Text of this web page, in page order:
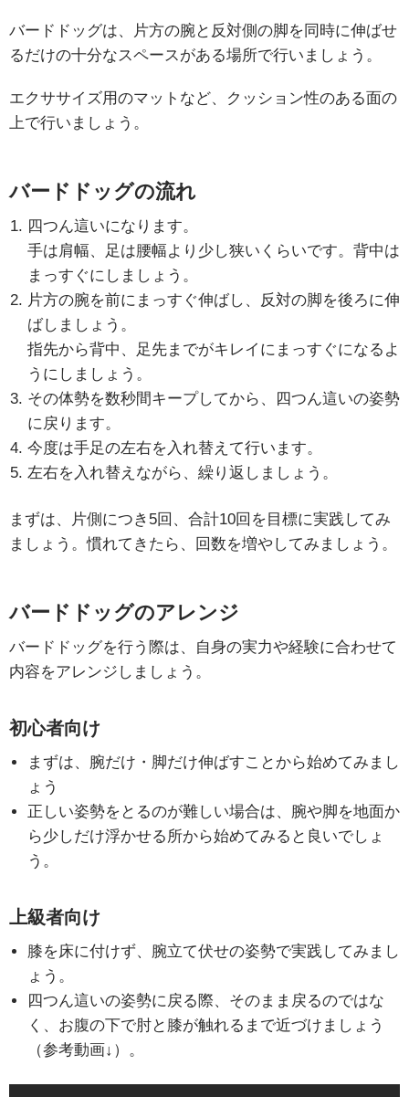
バードドッグは、片方の腕と反対側の脚を同時に伸ばせ
るだけの十分なスペースがある場所で行いましょう。
エクササイズ用のマットなど、クッション性のある面の
上で行いましょう。
バードドッグの流れ
四つん這いになります。
手は肩幅、足は腰幅より少し狭いくらいです。背中は
まっすぐにしましょう。
片方の腕を前にまっすぐ伸ばし、反対の脚を後ろに伸
ばしましょう。
指先から背中、足先までがキレイにまっすぐになるよ
うにしましょう。
その体勢を数秒間キープしてから、四つん這いの姿勢
に戻ります。
今度は手足の左右を入れ替えて行います。
左右を入れ替えながら、繰り返しましょう。
まずは、片側につき5回、合計10回を目標に実践してみ
ましょう。慣れてきたら、回数を増やしてみましょう。
バードドッグのアレンジ
バードドッグを行う際は、自身の実力や経験に合わせて
内容をアレンジしましょう。
初心者向け
まずは、腕だけ・脚だけ伸ばすことから始めてみまし
ょう
正しい姿勢をとるのが難しい場合は、腕や脚を地面か
ら少しだけ浮かせる所から始めてみると良いでしょ
う。
上級者向け
膝を床に付けず、腕立て伏せの姿勢で実践してみまし
ょう。
四つん這いの姿勢に戻る際、そのまま戻るのではな
く、お腹の下で肘と膝が触れるまで近づけましょう
（参考動画↓）。